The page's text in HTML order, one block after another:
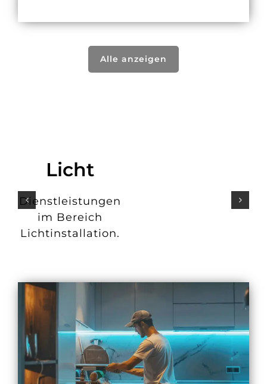
Alle anzeigen
Licht
Dienstleistungen
im Bereich
Lichtinstallation.